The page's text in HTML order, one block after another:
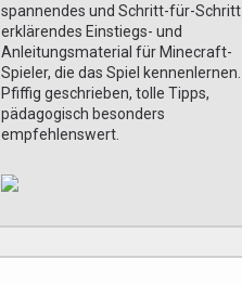
spannendes und Schritt-für-Schritt
erklärendes Einstiegs- und
Anleitungsmaterial für Minecraft-
Spieler, die das Spiel kennenlernen.
Pfiffig geschrieben, tolle Tipps,
pädagogisch besonders
empfehlenswert.